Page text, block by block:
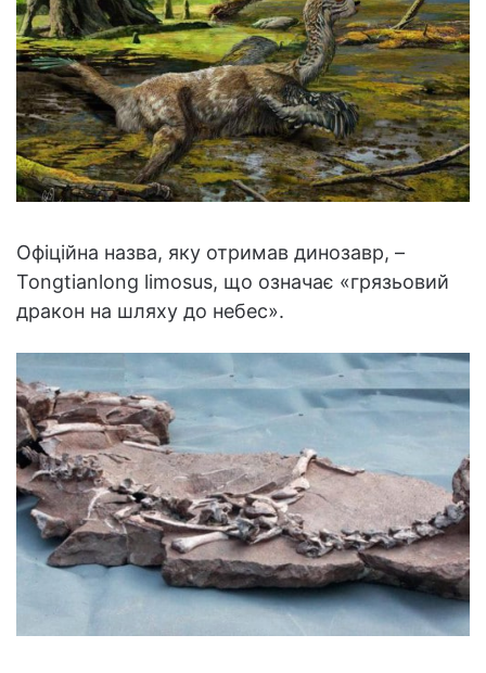
Офіційна назва, яку отримав динозавр, –
Tongtianlong limosus, що означає «грязьовий
дракон на шляху до небес».